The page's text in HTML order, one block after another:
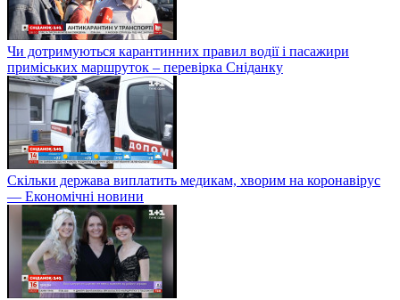
Чи дотримуються карантинних правил водії і пасажири
приміських маршруток – перевірка Сніданку
Скільки держава виплатить медикам, хворим на коронавірус
— Економічні новини